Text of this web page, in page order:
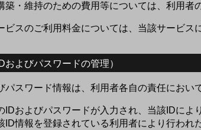
築・維持のための費用等については、利用者
ビスのご利用料金については、当該サービス
およびパスワードの管理）
パスワード情報は、利用者各自の責任にお
IDおよびパスワードが入力され、当該IDに
ID情報を登録されている利用者により行われ